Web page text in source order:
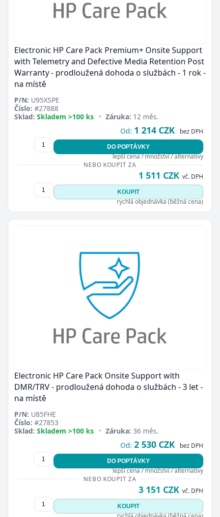
Electronic HP Care Pack Premium+ Onsite Support
with Telemetry and Defective Media Retention Post
Warranty - prodloužená dohoda o službách - 1 rok -
na místě
P/N: U95XSPE
Číslo: #27888
Sklad: Skladem >100 ks • Záruka: 12 měs.
Od: 1 214 CZK bez DPH
DO POPTÁVKY
lepší cena / množství / alternativy
NEBO KOUPIT ZA
1 511 CZK vč. DPH
KOUPIT
rychlá objednávka (běžná cena)
Electronic HP Care Pack Onsite Support with
DMR/TRV - prodloužená dohoda o službách - 3 let -
na místě
P/N: U85FHE
Číslo: #27853
Sklad: Skladem >100 ks • Záruka: 36 měs.
Od: 2 530 CZK bez DPH
DO POPTÁVKY
lepší cena / množství / alternativy
NEBO KOUPIT ZA
3 151 CZK vč. DPH
KOUPIT